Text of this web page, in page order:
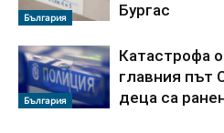
България
Бургас
България
Катастрофа
главния път
деца са